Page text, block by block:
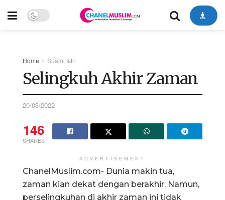
Home Suami Istri
Selingkuh Akhir Zaman
20/03/2022
146
SHARES
ADVERTISEMENT
ChanelMuslim.com- Dunia makin tua,
zaman kian dekat dengan berakhir. Namun,
perselingkuhan di akhir zaman ini tidak